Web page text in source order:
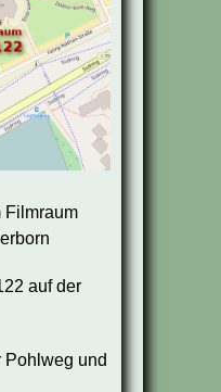
Filmraum
auf der
Pohlweg und